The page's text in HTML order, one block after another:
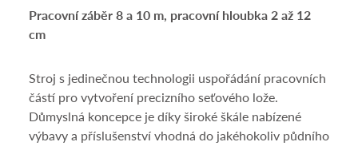
Pracovní záběr 8 a 10 m, pracovní hloubka 2 až 12
cm
Stroj s jedinečnou technologii uspořádání pracovních
částí pro vytvoření precizního seťového lože.
Důmyslná koncepce je díky široké škále nabízené
výbavy a příslušenství vhodná do jakéhokoliv půdního